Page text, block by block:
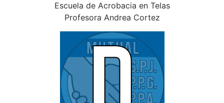
Escuela de Acrobacia en Telas
Profesora Andrea Cortez